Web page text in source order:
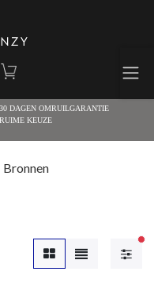
30 DAGEN OMRUILGARANTIE
RUIME KEUZE
Bronnen